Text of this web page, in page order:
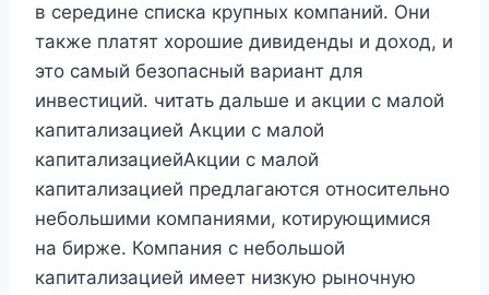
в середине списка крупных компаний. Они
также платят хорошие дивиденды и доход, и
это самый безопасный вариант для
инвестиций. читать дальше и акции с малой
капитализацией Акции с малой
капитализациейАкции с малой
капитализацией предлагаются относительно
небольшими компаниями, котирующимися
на бирже. Компания с небольшой
капитализацией имеет низкую рыночную